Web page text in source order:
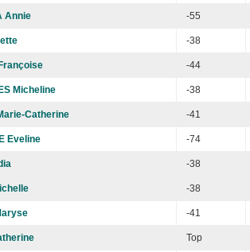
Annie -55
-38
-44
Micheline -38
Catherine -41
Eveline -74
-38
-38
-41
Top